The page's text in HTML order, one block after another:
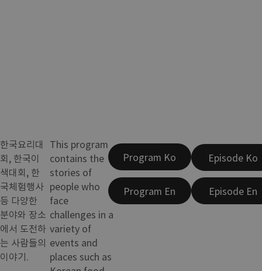
한국요리대
회, 한국이
색대회, 한
국체험행사
등 다양한
분야와 장소
에서 도전하
는 사람들의
이야기.
This program
contains the
stories of
people who
face
challenges in a
variety of
events and
places such as
Program Ko
Program En
Episode Ko
Episode En